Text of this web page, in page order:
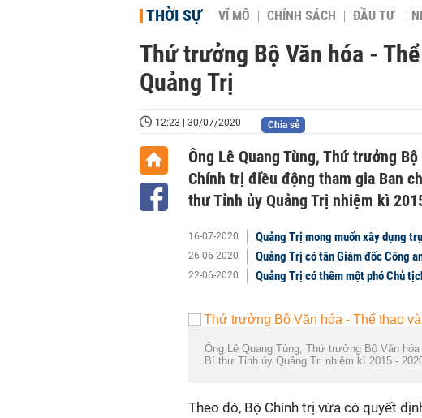
THỜI SỰ VĨ MÔ CHÍNH SÁCH ĐẦU TƯ
Thứ trưởng Bộ Văn hóa -
Quảng Trị
12:23 | 30/07/2020 Chia sẻ
Ông Lê Quang Tùng, Thứ trưởng
Chính trị điều động tham gia Ban
thư Tỉnh ủy Quảng Trị nhiệm kì
16-07-2020 Quảng Trị mong muốn xây dựng
26-06-2020 Quảng Trị có tân Giám đốc Công
22-06-2020 Quảng Trị có thêm một phó Chủ
Ông Lê Quang Tùng, Thứ trưởng Bộ Văn
Bí thư Tỉnh ủy Quảng Trị nhiệm kì 2015 -
Theo đó, Bộ Chính trị vừa có quyết